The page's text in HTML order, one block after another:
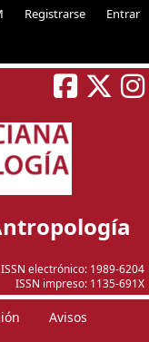
Registrarse Entrar
ISSN electrónico: 1989-6204
ISSN impreso: 1135-691X
Avisos